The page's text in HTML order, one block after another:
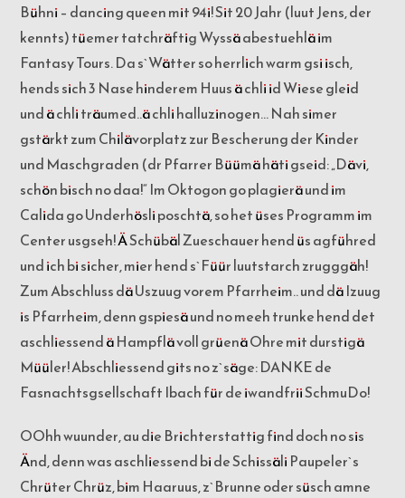
Bühni – dancing queen mit 94i!Sit 20 Jahr (luut Jens, der
kennts) tüemer tatchräftig Wyssä abestuehlä im
Fantasy Tours. Da s`Wätter so herrlich warm gsi isch,
hends sich 3 Nase hinderem Huus ä chli id Wiese gleid
und ä chli träumed..ä chli halluzinogen… Nah simer
gstärkt zum Chilävorplatz zur Bescherung der Kinder
und Maschgraden (dr Pfarrer Büümä häti gseid: „Dävi,
schön bisch no daa!“ Im Oktogon go plagierä und im
Calida go Underhösli poschtä, so het üses Programm im
Center usgseh! Ä Schübäl Zueschauer hend üs agführed
und ich bi sicher, mier hend s`Füür luutstarch zrugggäh!
Zum Abschluss dä Uszuug vorem Pfarrheim.. und dä Izuug
is Pfarrheim, denn gspiesä und no meeh trunke hend det
aschliessend ä Hampflä voll grüenä Ohre mit durstigä
Müüler! Abschliessend gits no z`säge: DANKE de
Fasnachtsgsellschaft Ibach für de iwandfrii SchmuDo!
OOhh wuunder, au die Brichterstattig find doch no sis
Änd, denn was aschliessend bi de Schissäli Paupeler`s
Chrüter Chrüz, bim Haaruus, z`Brunne oder süsch amne